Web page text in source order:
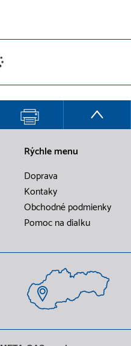
Rýchle menu
Doprava
Kontaky
Obchodné podmienky
Pomoc na dialku